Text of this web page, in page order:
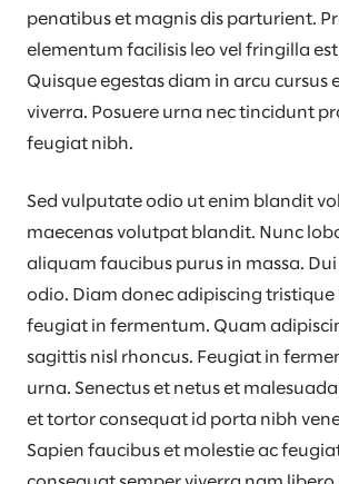
penatibus et magnis dis parturient.
elementum facilisis leo vel fringilla
Quisque egestas diam in arcu cursus
viverra. Posuere urna nec tincidunt
feugiat nibh.
Sed vulputate odio ut enim blandit
maecenas volutpat blandit. Nunc
aliquam faucibus purus in massa.
odio. Diam donec adipiscing tristique
feugiat in fermentum. Quam
sagittis nisl rhoncus. Feugiat in
urna. Senectus et netus et
et tortor consequat id porta nibh
Sapien faucibus et molestie ac